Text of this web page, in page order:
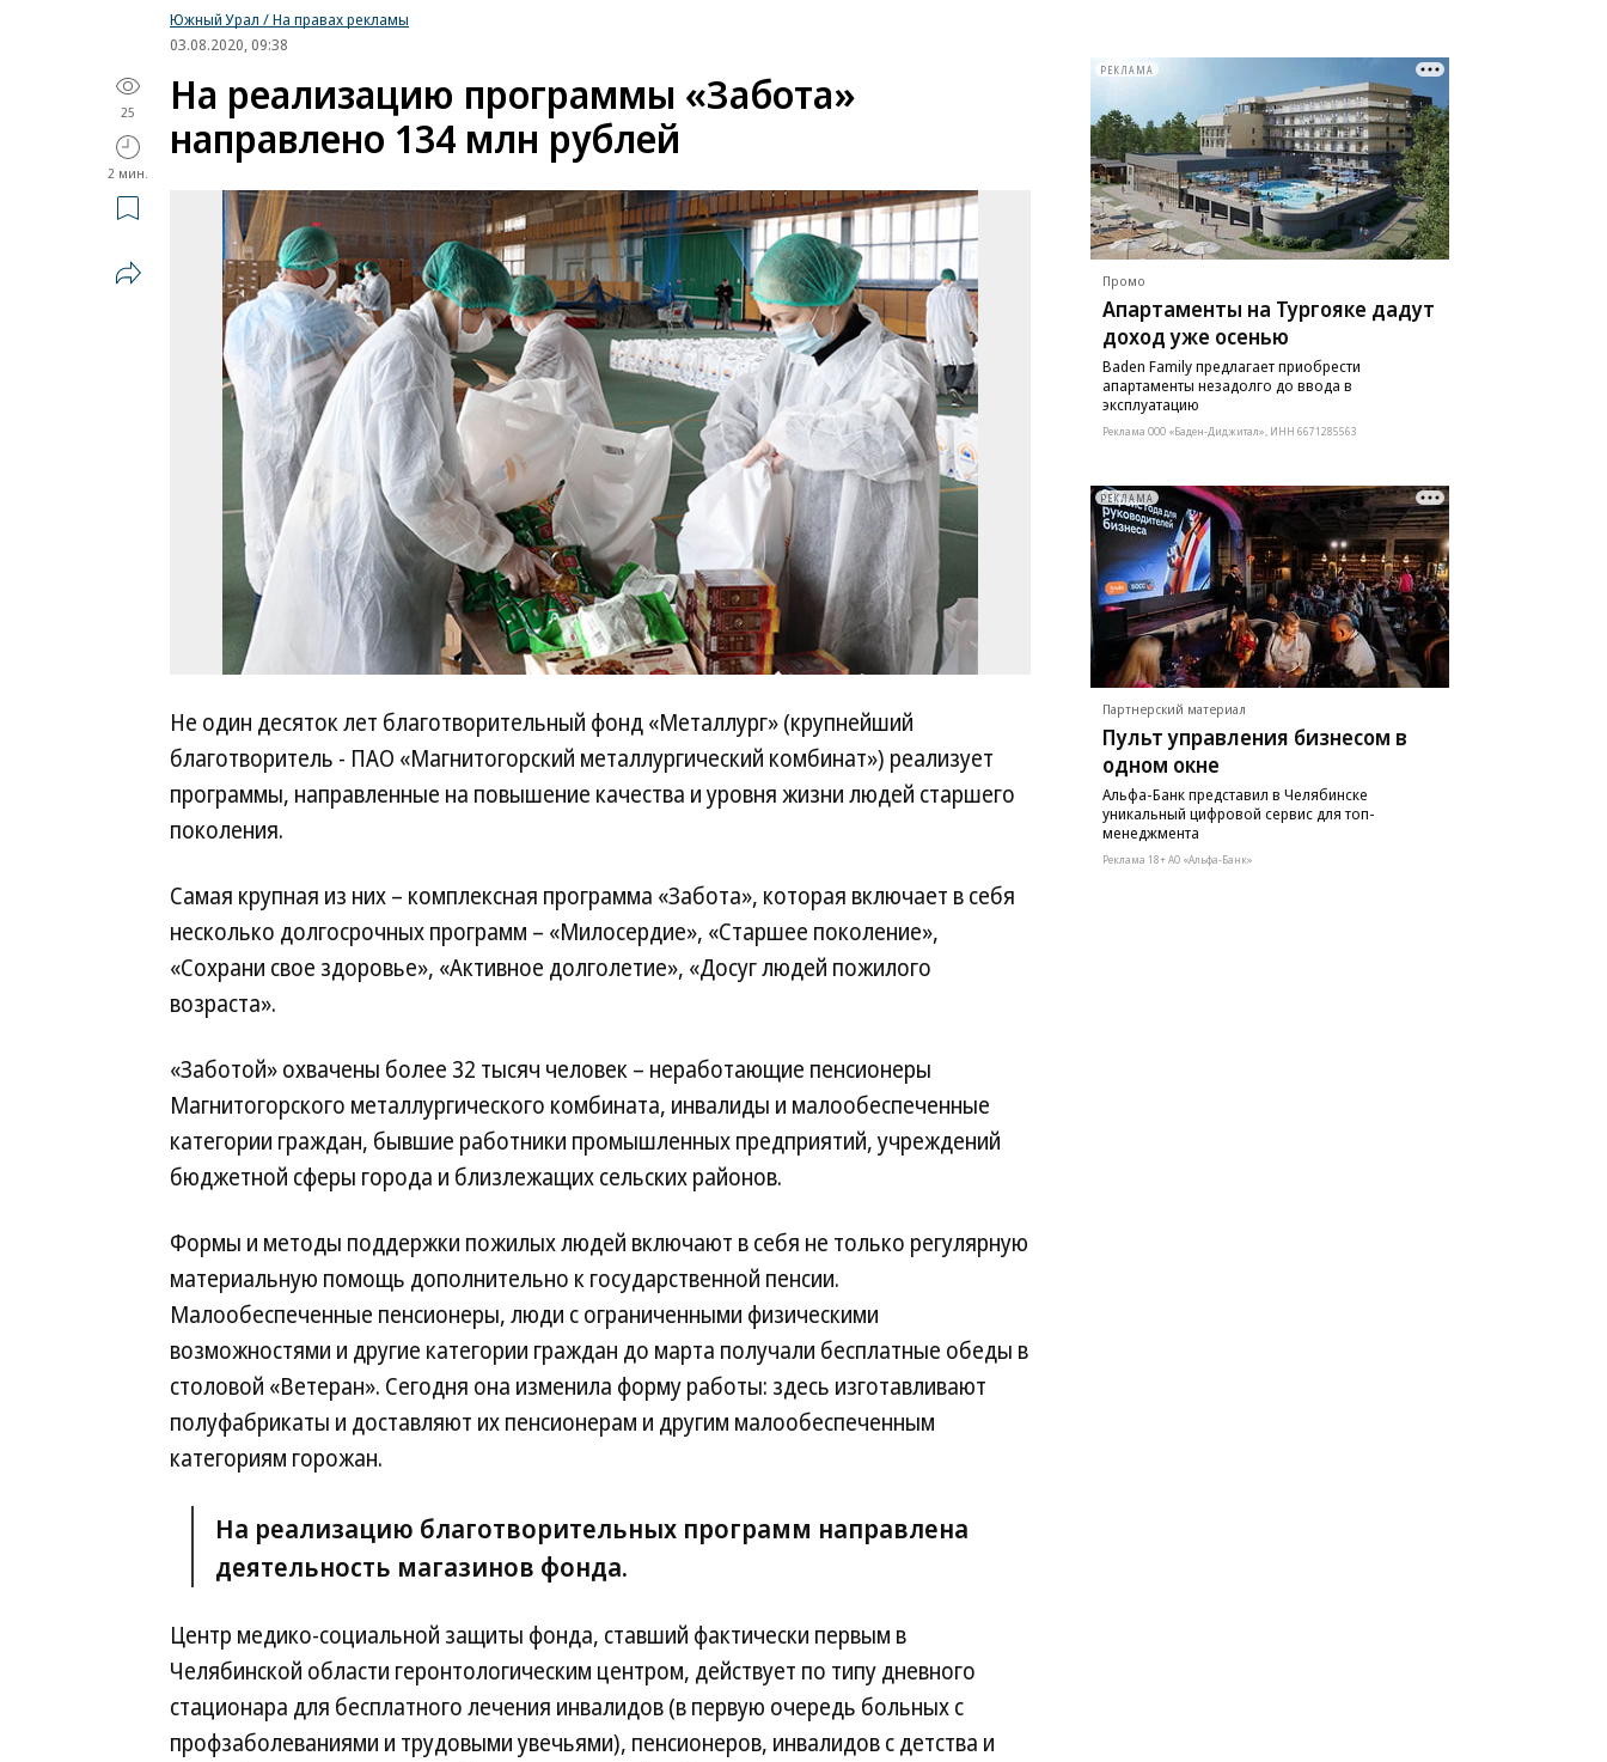
Южный Урал / На правах рекламы
03.08.2020, 09:38
25
2 мин.
На реализацию программы «Забота»
направлено 134 млн рублей
Не один десяток лет благотворительный фонд «Металлург» (крупнейший
благотворитель - ПАО «Магнитогорский металлургический комбинат») реализует
программы, направленные на повышение качества и уровня жизни людей старшего
поколения.
Самая крупная из них – комплексная программа «Забота», которая включает в себя
несколько долгосрочных программ – «Милосердие», «Старшее поколение»,
«Сохрани свое здоровье», «Активное долголетие», «Досуг людей пожилого
возраста».
«Заботой» охвачены более 32 тысяч человек – неработающие пенсионеры
Магнитогорского металлургического комбината, инвалиды и малообеспеченные
категории граждан, бывшие работники промышленных предприятий, учреждений
бюджетной сферы города и близлежащих сельских районов.
Формы и методы поддержки пожилых людей включают в себя не только регулярную
материальную помощь дополнительно к государственной пенсии.
Малообеспеченные пенсионеры, люди с ограниченными физическими
возможностями и другие категории граждан до марта получали бесплатные обеды в
столовой «Ветеран». Сегодня она изменила форму работы: здесь изготавливают
полуфабрикаты и доставляют их пенсионерам и другим малообеспеченным
категориям горожан.
На реализацию благотворительных программ направлена
деятельность магазинов фонда.
Центр медико-социальной защиты фонда, ставший фактически первым в
Челябинской области геронтологическим центром, действует по типу дневного
стационара для бесплатного лечения инвалидов (в первую очередь больных с
профзаболеваниями и трудовыми увечьями), пенсионеров, инвалидов с детства и
Промо
Апартаменты на Тургояке дадут
доход уже осенью
Baden Family предлагает приобрести
апартаменты незадолго до ввода в
эксплуатацию
Реклама ООО «Баден-Диджитал», ИНН 6671285563
РЕКЛАМА
Партнерский материал
Пульт управления бизнесом в
одном окне
Альфа-Банк представил в Челябинске
уникальный цифровой сервис для топ-
менеджмента
Реклама 18+ АО «Альфа-Банк»
РЕКЛАМА